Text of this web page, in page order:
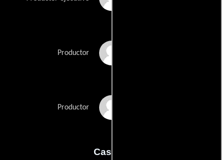
Productor
Productor
Casting